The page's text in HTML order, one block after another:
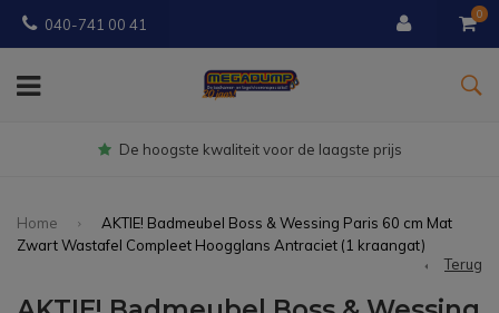
040-741 00 41
0
Gratisbezorgd vanaf € 150
Home
AKTIE! Badmeubel Boss & Wessing Paris 60 cm Mat
Zwart Wastafel Compleet Hoogglans Antraciet (1 kraangat)
Terug